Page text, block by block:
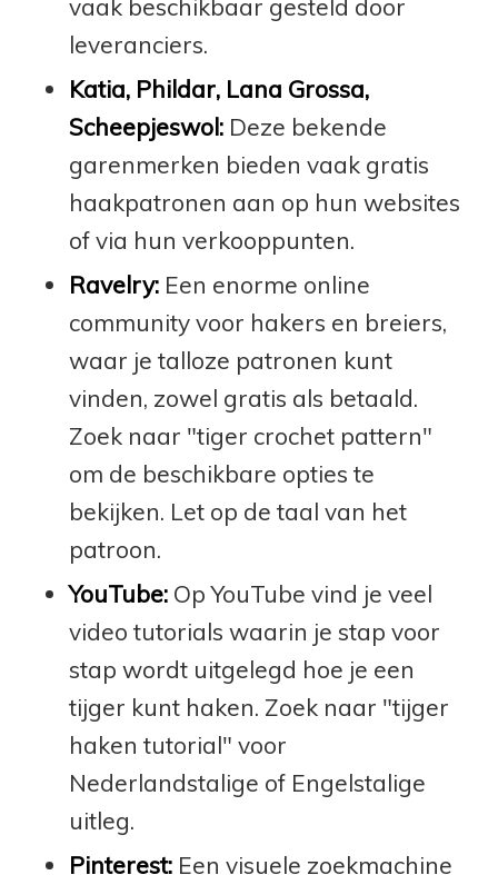
vaak beschikbaar gesteld door
leveranciers.
Katia, Phildar, Lana Grossa,
Scheepjeswol:Deze bekende
garenmerken bieden vaak gratis
haakpatronen aan op hun websites
of via hun verkooppunten.
Ravelry:Een enorme online
community voor hakers en breiers,
waar je talloze patronen kunt
vinden, zowel gratis als betaald.
Zoek naar "tiger crochet pattern"
om de beschikbare opties te
bekijken. Let op de taal van het
patroon.
YouTube:Op YouTube vind je veel
video tutorials waarin je stap voor
stap wordt uitgelegd hoe je een
tijger kunt haken. Zoek naar "tijger
haken tutorial" voor
Nederlandstalige of Engelstalige
uitleg.
Pinterest:Een visuele zoekmachine